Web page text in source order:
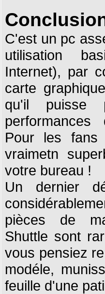
C'est un pc
utilisation
Internet), par
carte
qu'il puisse
Pour les
vraimetn
votre bureau !
Un dernier
pièces de
Shuttle sont
vous pensiez
modéle,
feuille d'une